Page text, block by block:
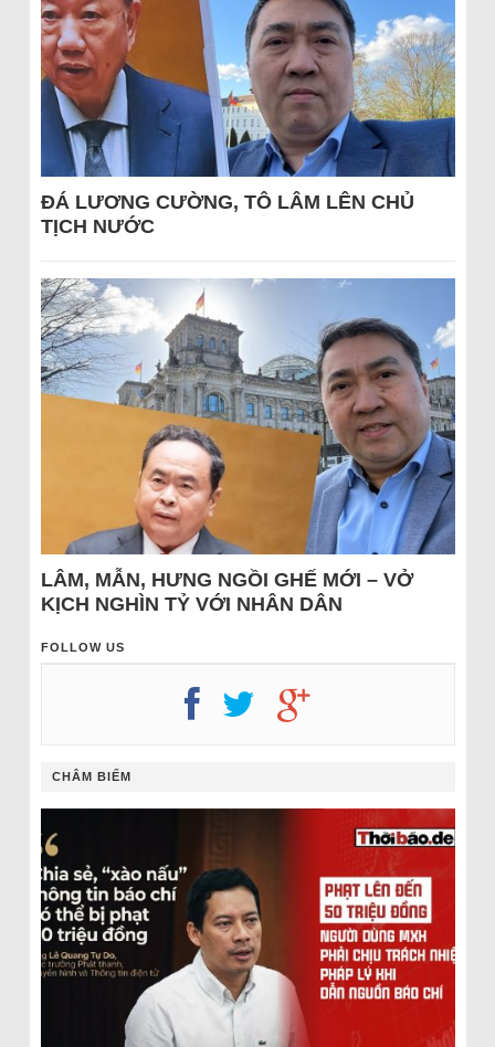
ĐÁ LƯƠNG CƯỜNG, TÔ LÂM LÊN CHỦ
TỊCH NƯỚC
LÂM, MẪN, HƯNG NGỒI GHẾ MỚI – VỞ
KỊCH NGHÌN TỶ VỚI NHÂN DÂN
FOLLOW US
CHÂM BIẾM